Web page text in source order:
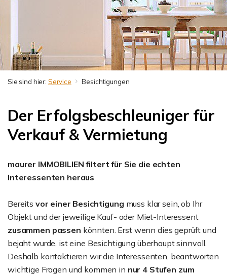
Sie sind hier: Service Besichtigungen
Der Erfolgsbeschleuniger für
Verkauf & Vermietung
maurer IMMOBILIEN filtert für Sie die echten
Interessenten heraus
Bereits vor einer Besichtigung muss klar sein, ob Ihr
Objekt und der jeweilige Kauf- oder Miet-Interessent
zusammen passen könnten. Erst wenn dies geprüft und
bejaht wurde, ist eine Besichtigung überhaupt sinnvoll.
Deshalb kontaktieren wir die Interessenten, beantworten
wichtige Fragen und kommen in nur 4 Stufen zum